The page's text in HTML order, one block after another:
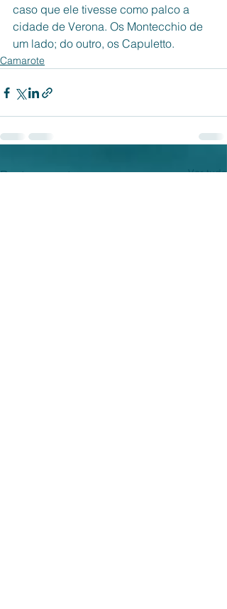
caso que ele tivesse como palco a
cidade de Verona. Os Montecchio de
um lado; do outro, os Capuletto.
Camarote
Posts recentes Ver tudo